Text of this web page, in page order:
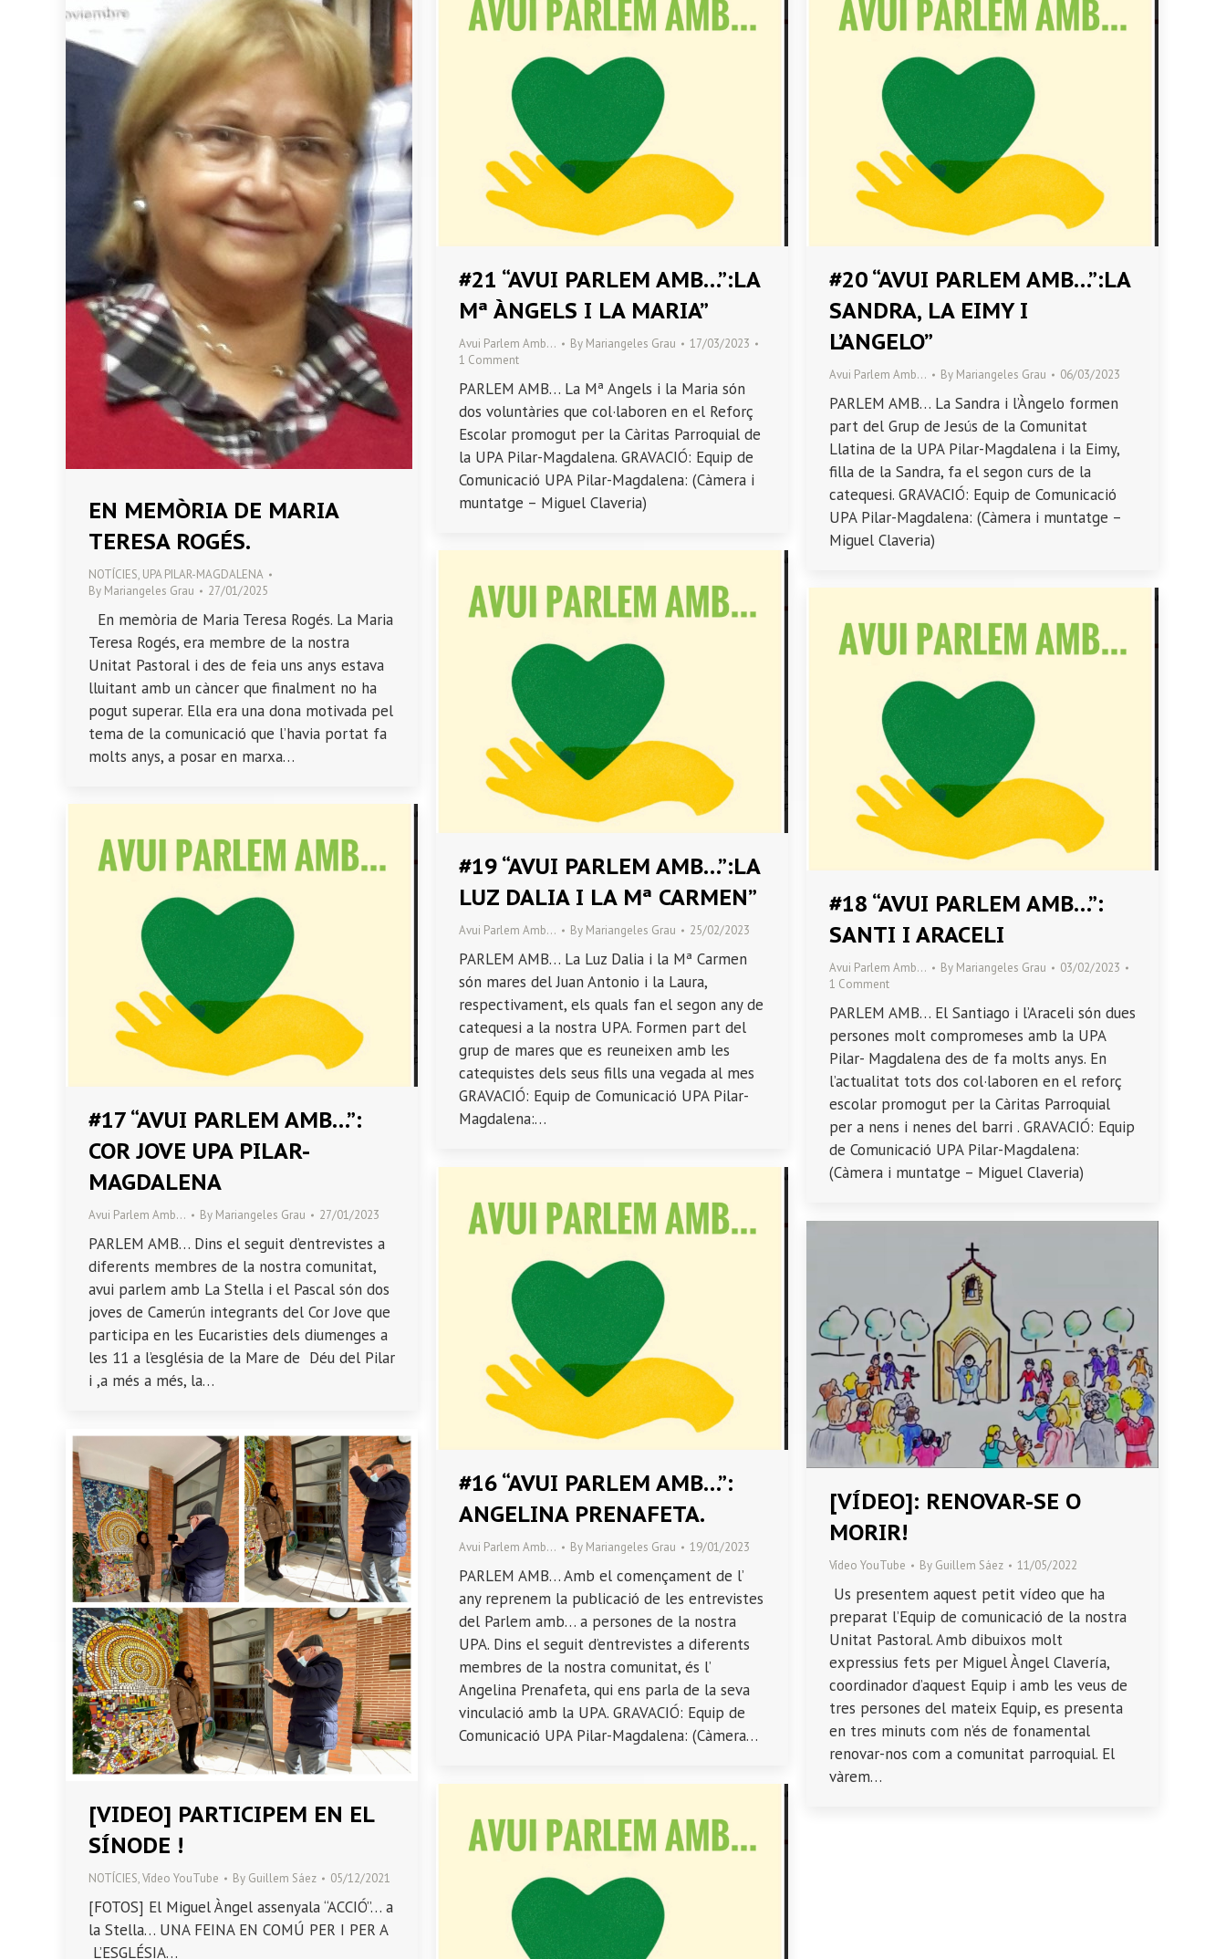
EN MEMÒRIA DE MARIA
TERESA ROGÉS.
NOTÍCIES, UPA PILAR-MAGDALENA
By Mariangeles Grau 27/01/2025
En memòria de Maria Teresa Rogés. La Maria
Teresa Rogés, era membre de la nostra
Unitat Pastoral i des de feia uns anys estava
lluitant amb un càncer que finalment no ha
pogut superar. Ella era una dona motivada pel
tema de la comunicació que l’havia portat fa
molts anys, a posar en marxa…
#21 “AVUI PARLEM AMB…”:LA
Mª ÀNGELS I LA MARIA”
Avui Parlem Amb… By Mariangeles Grau
17/03/2023
1 Comment
PARLEM AMB… La Mª Angels i la Maria són
dos voluntàries que col·laboren en el Reforç
Escolar promogut per la Càritas Parroquial de
la UPA Pilar-Magdalena. GRAVACIÓ: Equip de
Comunicació UPA Pilar-Magdalena: (Càmera i
muntatge – Miguel Claveria)
#20 “AVUI PARLEM AMB…”:LA
SANDRA, LA EIMY I
L’ANGELO”
Avui Parlem Amb… By Mariangeles Grau 06/03/2023
PARLEM AMB… La Sandra i l’Àngelo formen
part del Grup de Jesús de la Comunitat
Llatina de la UPA Pilar-Magdalena i la Eimy,
filla de la Sandra, fa el segon curs de la
catequesi. GRAVACIÓ: Equip de Comunicació
UPA Pilar-Magdalena: (Càmera i muntatge –
Miguel Claveria)
#19 “AVUI PARLEM AMB…”:LA
LUZ DALIA I LA Mª CARMEN”
Avui Parlem Amb… By Mariangeles Grau 25/02/2023
PARLEM AMB… La Luz Dalia i la Mª Carmen
són mares del Juan Antonio i la Laura,
respectivament, els quals fan el segon any de
catequesi a la nostra UPA. Formen part del
grup de mares que es reuneixen amb les
catequistes dels seus fills una vegada al mes
GRAVACIÓ: Equip de Comunicació UPA Pilar-
Magdalena:…
#18 “AVUI PARLEM AMB…”:
SANTI I ARACELI
Avui Parlem Amb… By Mariangeles Grau
03/02/2023
1 Comment
PARLEM AMB… El Santiago i l’Araceli són dues
persones molt compromeses amb la UPA
Pilar- Magdalena des de fa molts anys. En
l’actualitat tots dos col·laboren en el reforç
escolar promogut per la Càritas Parroquial
per a nens i nenes del barri . GRAVACIÓ: Equip
de Comunicació UPA Pilar-Magdalena:
(Càmera i muntatge – Miguel Claveria)
#17 “AVUI PARLEM AMB…”:
COR JOVE UPA PILAR-
MAGDALENA
Avui Parlem Amb… By Mariangeles Grau 27/01/2023
PARLEM AMB… Dins el seguit d’entrevistes a
diferents membres de la nostra comunitat,
avui parlem amb La Stella i el Pascal són dos
joves de Camerún integrants del Cor Jove que
participa en les Eucaristies dels diumenges a
les 11 a l’església de la Mare de Déu del Pilar
i ,a més a més, la…
#16 “AVUI PARLEM AMB…”:
ANGELINA PRENAFETA.
Avui Parlem Amb… By Mariangeles Grau 19/01/2023
PARLEM AMB… Amb el començament de l’
any reprenem la publicació de les entrevistes
del Parlem amb… a persones de la nostra
UPA. Dins el seguit d’entrevistes a diferents
membres de la nostra comunitat, és l’
Angelina Prenafeta, qui ens parla de la seva
vinculació amb la UPA. GRAVACIÓ: Equip de
Comunicació UPA Pilar-Magdalena: (Càmera…
[VÍDEO]: RENOVAR-SE O
MORIR!
Vídeo YouTube By Guillem Sáez 11/05/2022
Us presentem aquest petit vídeo que ha
preparat l’Equip de comunicació de la nostra
Unitat Pastoral. Amb dibuixos molt
expressius fets per Miguel Àngel Clavería,
coordinador d’aquest Equip i amb les veus de
tres persones del mateix Equip, es presenta
en tres minuts com n’és de fonamental
renovar-nos com a comunitat parroquial. El
vàrem…
[VIDEO] PARTICIPEM EN EL
SÍNODE !
NOTÍCIES,Vídeo YouTube By Guillem Sáez 05/12/2021
[FOTOS] El Miguel Àngel assenyala “ACCIÓ”… a
la Stella… UNA FEINA EN COMÚ PER I PER A
L’ESGLÉSIA…